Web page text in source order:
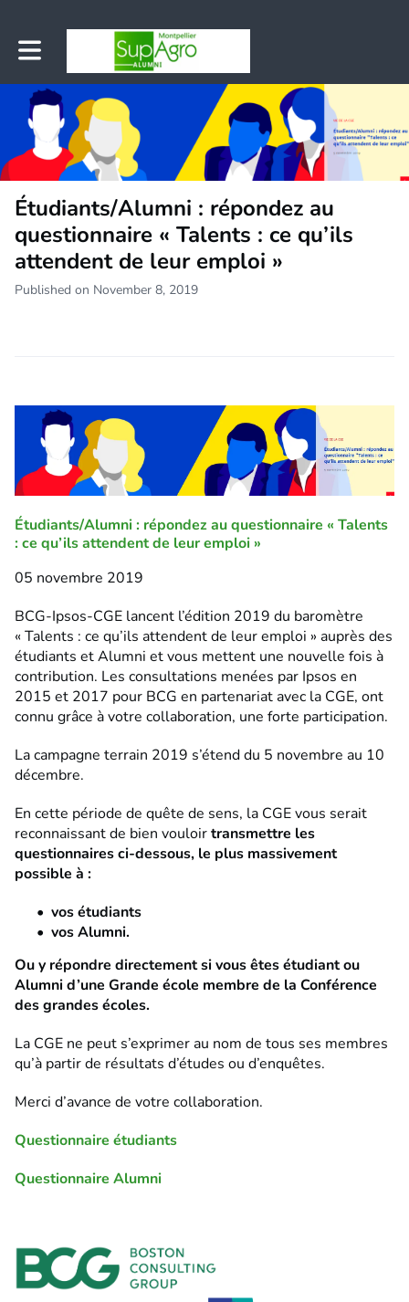
Toggle main navigation
Étudiants/Alumni : répondez au
questionnaire « Talents : ce qu’ils
attendent de leur emploi »
Published on November 8, 2019
Étudiants/Alumni : répondez au questionnaire « Talents
: ce qu’ils attendent de leur emploi »
05 novembre 2019
BCG-Ipsos-CGE lancent l’édition 2019 du baromètre
« Talents : ce qu’ils attendent de leur emploi » auprès des
étudiants et Alumni et vous mettent une nouvelle fois à
contribution. Les consultations menées par Ipsos en
2015 et 2017 pour BCG en partenariat avec la CGE, ont
connu grâce à votre collaboration, une forte participation.
La campagne terrain 2019 s’étend du 5 novembre au 10
décembre.
En cette période de quête de sens, la CGE vous serait
reconnaissant de bien vouloirtransmettre les
questionnaires ci-dessous, le plus massivement
possible à :
vos étudiants
vos Alumni.
Ou y répondre directement si vous êtes étudiant ou
Alumni d’une Grande école membre de la Conférence
des grandes écoles.
La CGE ne peut s’exprimer au nom de tous ses membres
qu’à partir de résultats d’études ou d’enquêtes.
Merci d’avance de votre collaboration.
Questionnaire étudiants
Questionnaire Alumni